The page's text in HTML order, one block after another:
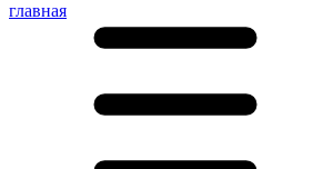
главная